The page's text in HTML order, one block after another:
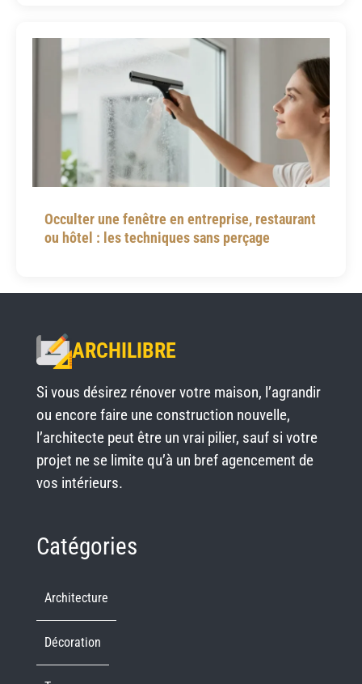
Occulter une fenêtre en entreprise, restaurant
ou hôtel : les techniques sans perçage
ARCHILIBRE
Si vous désirez rénover votre maison, l’agrandir
ou encore faire une construction nouvelle,
l’architecte peut être un vrai pilier, sauf si votre
projet ne se limite qu’à un bref agencement de
vos intérieurs.
Catégories
Architecture
Décoration